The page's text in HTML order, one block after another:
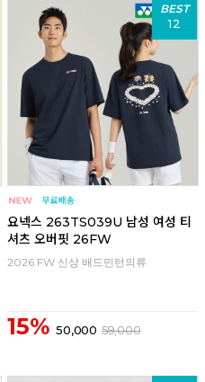
BEST
12
요넥스 263TS039U 남성 여성 티
셔츠 오버핏 26FW
2026 FW 신상 배드민턴의류
15% 50,000 59,000